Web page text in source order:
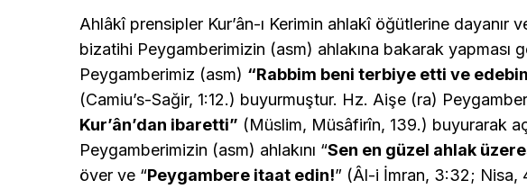
Ahlâkî prensipler Kur’ân-ı Kerimin ahlakî öğütlerine dayanır
bizatihi Peygamberimizin (asm) ahlakına bakarak yapması
Peygamberimiz (asm) “Rabbim beni terbiye etti ve
(Camiu’s-Sağir, 1:12.) buyurmuştur. Hz. Aişe (ra)
Kur’ân’dan ibaretti” (Müslim, Müsâfirîn, 139.) buyurarak
Peygamberimizin (asm) ahlakını “Sen en güzel ahlak
över ve “Peygambere itaat edin!” (Âl-i İmran, 3:32; Nisa,